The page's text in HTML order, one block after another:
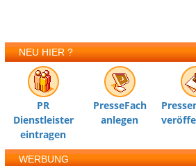
NEU HIER ?
PR
Dienstleister
eintragen
PresseFach
anlegen
WERBUNG